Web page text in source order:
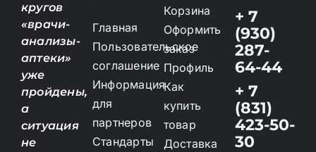
кругов
«врачи-
анализы-
аптеки»
уже
пройдены,
а
ситуация
не
Главная
Пользовательское
соглашение
Информация
для
партнеров
Стандарты
Корзина
Оформить
заказ
Профиль
Как
купить
товар
Доставка
+ 7
(930)
287-
64-44
+ 7
(831)
423-50-
30